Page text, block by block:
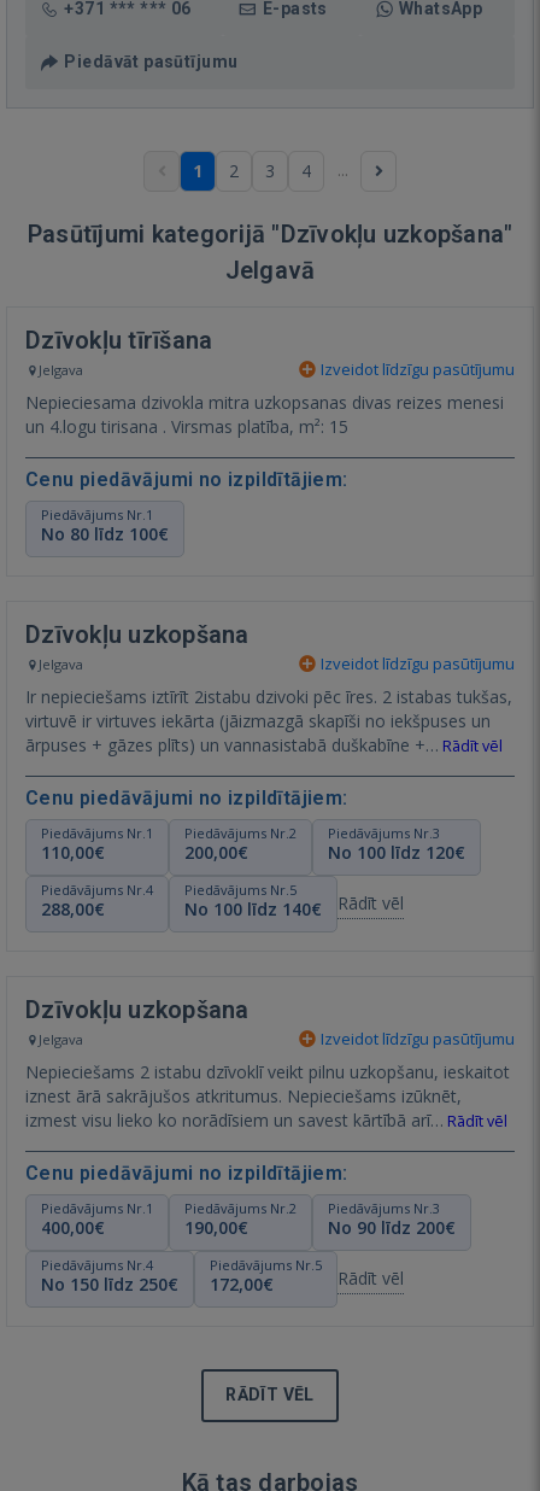
+371 *** *** 06 E-pasts WhatsApp
Piedāvāt pasūtījumu
1 2 3 4 ...
Pasūtījumi kategorijā "Dzīvokļu uzkopšana"
Jelgavā
Dzīvokļu tīrīšana
Jelgava Izveidot līdzīgu pasūtījumu
Nepieciesama dzivokla mitra uzkopsanas divas reizes menesi
un 4.logu tirisana . Virsmas platība, m²: 15
Cenu piedāvājumi no izpildītājiem:
Piedāvājums Nr.1
No 80 līdz 100€
Dzīvokļu uzkopšana
Jelgava Izveidot līdzīgu pasūtījumu
Ir nepieciešams iztīrīt 2istabu dzivoki pēc īres. 2 istabas tukšas,
virtuvē ir virtuves iekārta (jāizmazgā skapīši no iekšpuses un
ārpuses + gāzes plīts) un vannasistabā duškabīne +… Rādīt vēl
Cenu piedāvājumi no izpildītājiem:
Piedāvājums Nr.1
110,00€
Piedāvājums Nr.2
200,00€
Piedāvājums Nr.3
No 100 līdz 120€
Piedāvājums Nr.4
288,00€
Piedāvājums Nr.5
No 100 līdz 140€ Rādīt vēl
Dzīvokļu uzkopšana
Jelgava Izveidot līdzīgu pasūtījumu
Nepieciešams 2 istabu dzīvoklī veikt pilnu uzkopšanu, ieskaitot
iznest ārā sakrājušos atkritumus. Nepieciešams izūknēt,
izmest visu lieko ko norādīsiem un savest kārtībā arī… Rādīt vēl
Cenu piedāvājumi no izpildītājiem:
Piedāvājums Nr.1
400,00€
Piedāvājums Nr.2
190,00€
Piedāvājums Nr.3
No 90 līdz 200€
Piedāvājums Nr.4
No 150 līdz 250€
Piedāvājums Nr.5
172,00€ Rādīt vēl
RĀDĪT VĒL
Kā tas darbojas